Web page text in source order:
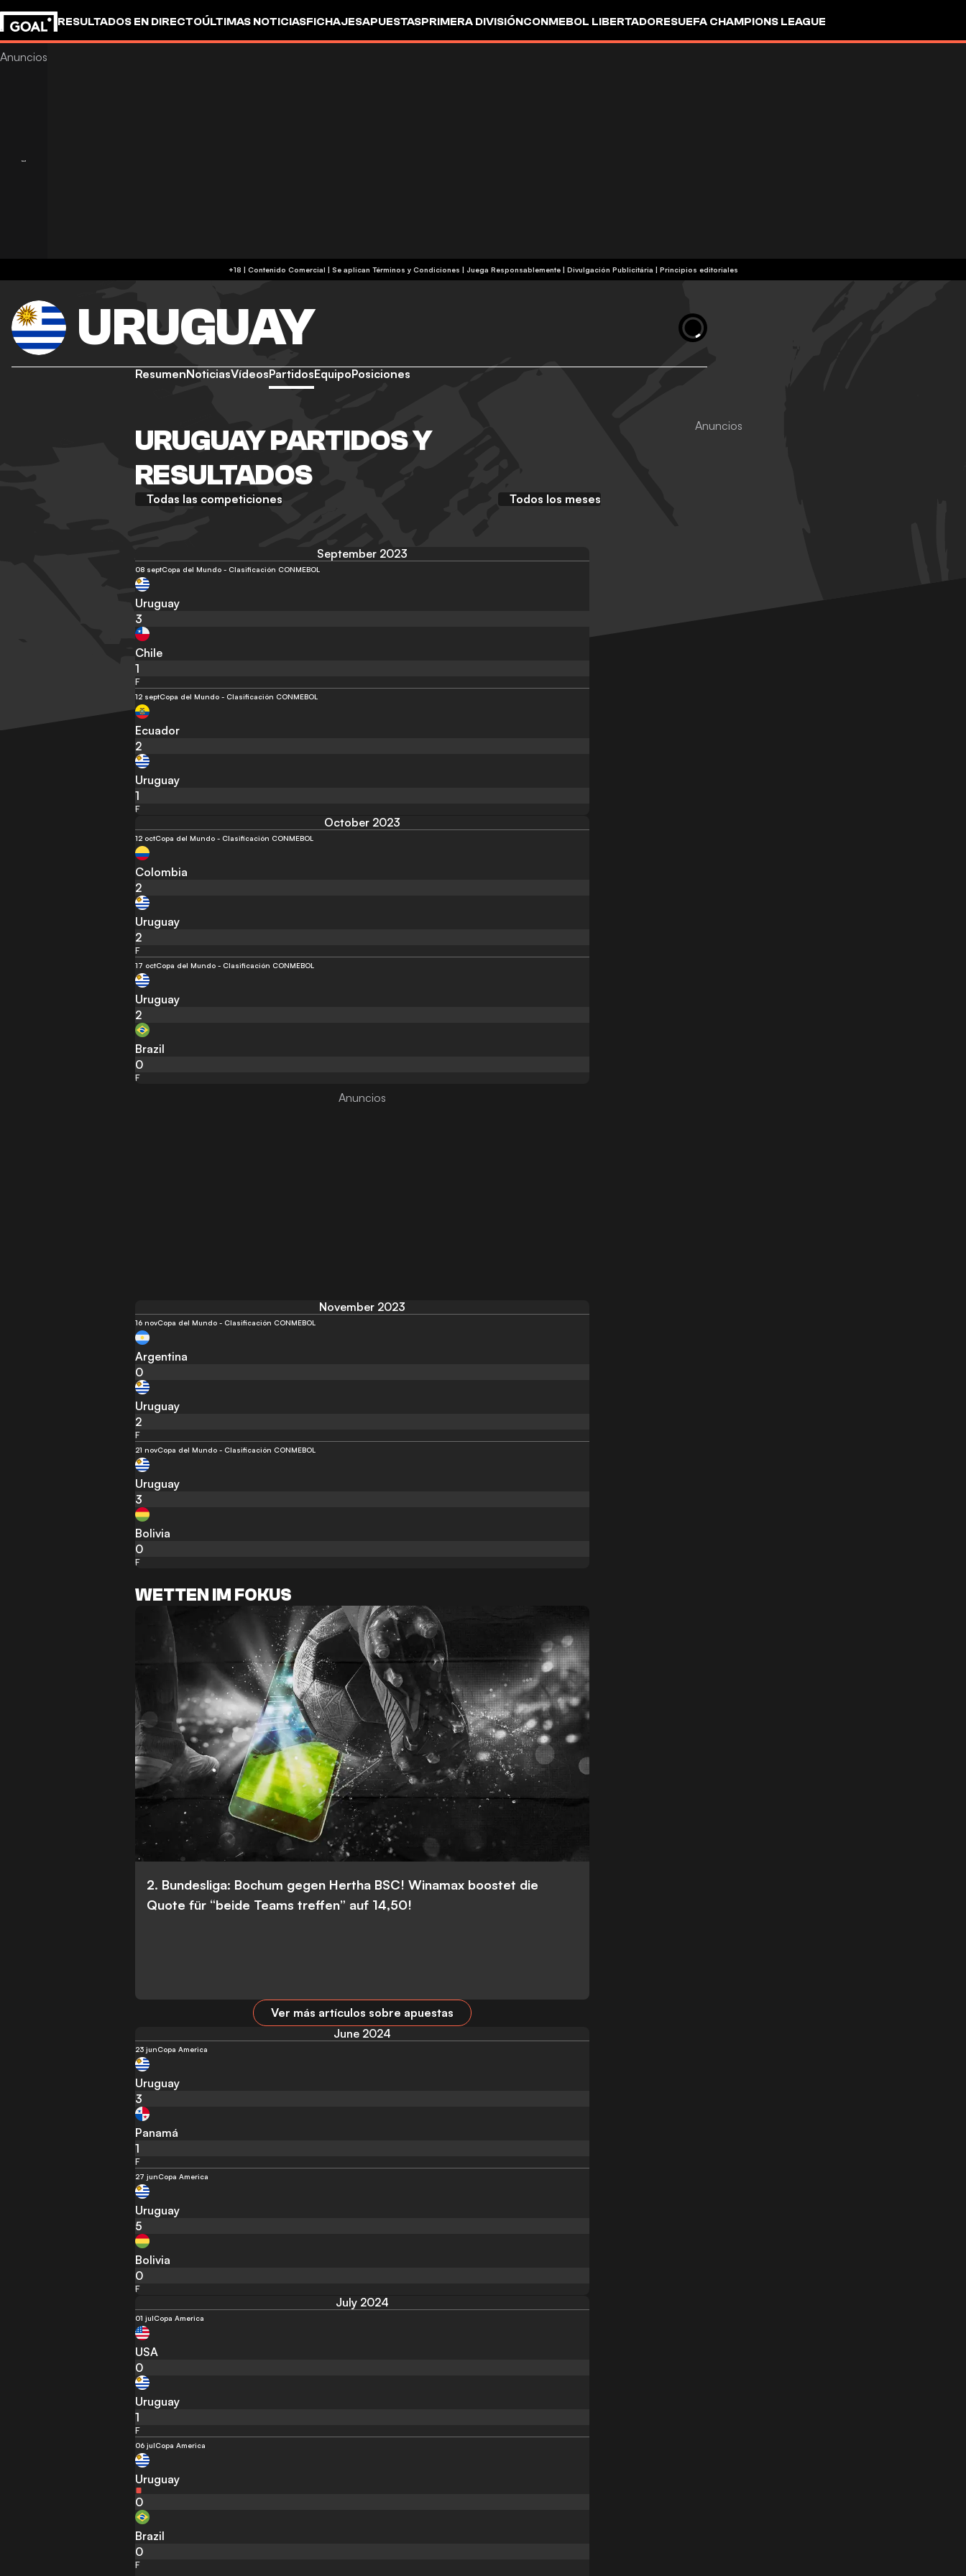
RESULTADOS EN DIRECTOÚLTIMAS NOTICIASFICHAJESAPUESTASPRIMERA DIVISIÓNCONMEBOL LIBERTADORESUEFA CHAMPIONS LEAGUE
+18 | Contenido Comercial | Se aplican Términos y Condiciones | Juega Responsablemente| Divulgación Publicitária | Principios editoriales
URUGUAY
ResumenNoticiasVídeosPartidosEquipoPosiciones
URUGUAY PARTIDOS Y
RESULTADOS
Todas las competiciones Todos los meses
September 2023
08 septCopa del Mundo - Clasificación CONMEBOL
Uruguay
3
Chile
1
F
12 septCopa del Mundo - Clasificación CONMEBOL
Ecuador
2
Uruguay
1
F
October 2023
12 octCopa del Mundo - Clasificación CONMEBOL
Colombia
2
Uruguay
2
F
17 octCopa del Mundo - Clasificación CONMEBOL
Uruguay
2
Brazil
0
F
November 2023
16 novCopa del Mundo - Clasificación CONMEBOL
Argentina
0
Uruguay
2
F
21 novCopa del Mundo - Clasificación CONMEBOL
Uruguay
3
Bolivia
0
F
WETTEN IM FOKUS
2. Bundesliga: Bochum gegen Hertha BSC! Winamax boostet die
Quote für “beide Teams treffen” auf 14,50!
Ver más artículos sobre apuestas
June 2024
23 junCopa America
Uruguay
3
Panamá
1
F
27 junCopa America
Uruguay
5
Bolivia
0
F
July 2024
01 julCopa America
USA
0
Uruguay
1
F
06 julCopa America
Uruguay
0
Brazil
0
F